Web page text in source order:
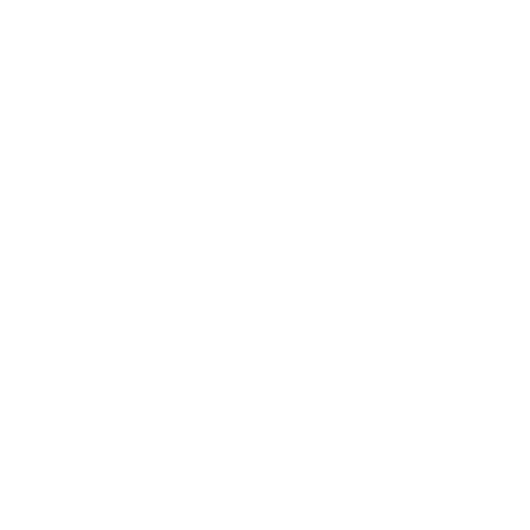
fois, les souscripteurs aux programmes de logements
accédant au site web qui sera mis en service à cet effet
priorité. Quant au payement de la 2e tranche, il se
quant à la concrétisation de ce rêve de
logements, prévue à partir du 1er semestre de 2016 au
du développement du logement, il est clair qu’il va y avoir
afin d’éviter le bug et la saturation, comme
seront disponibles pour que les bénéficiaires fassent leur
de ces actes devant la justice. Nous allons être sévères
va sans doute se produire,
d’Ennahar TV, assurant, à ce propos, que les réponses
de l’Habitat, de l’Urbanisme et de la Ville notera
enfin, le 3e volet a trait à la réception du souscripteur de
espèrent bénéficier, le cas échéant, de la propriété
touché un mot aux entreprises de réalisation concernées